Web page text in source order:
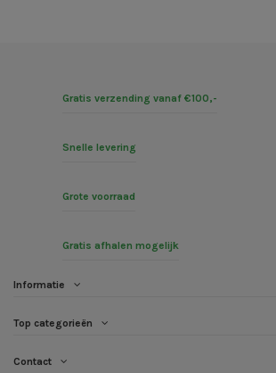
Gratis verzending vanaf €100,-
Snelle levering
Grote voorraad
Gratis afhalen mogelijk
Informatie
Top categorieën
Contact